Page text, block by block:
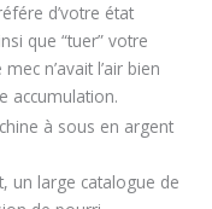
d’votre état
que “tuer” votre
n’avait l’air bien
accumulation.
un large catalogue de